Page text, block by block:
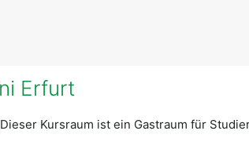
Erfurt
Dieser Kursraum ist ein Gastraum für